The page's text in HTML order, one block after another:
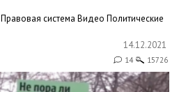
Правовая система Видео Политические
14.12.2021
14 15726